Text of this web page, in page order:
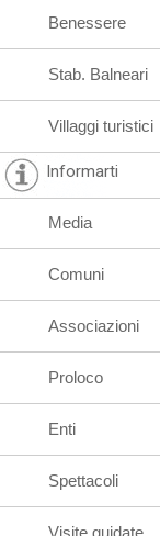
Benessere
Stab. Balneari
Villaggi turistici
Informarti
Media
Comuni
Associazioni
Proloco
Enti
Spettacoli
Visite guidate